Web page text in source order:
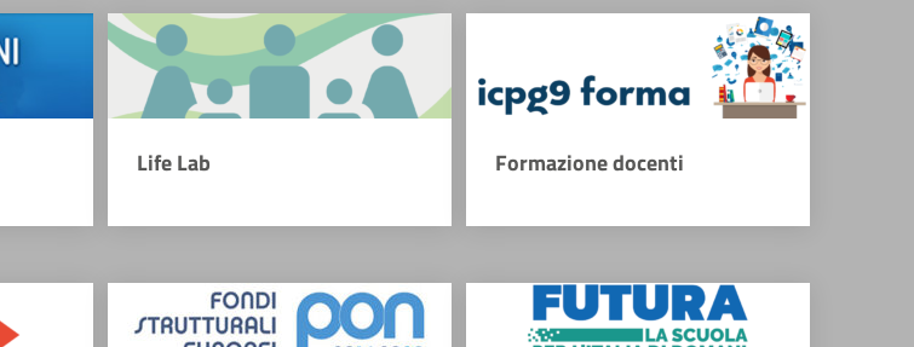
Life Lab Formazione docenti